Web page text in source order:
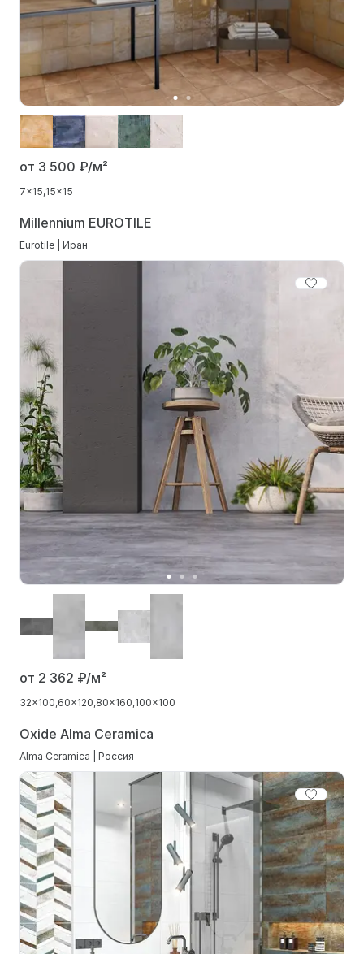
от 3 500 ₽/м²
7x15 15x15
Millennium EUROTILE
Eurotile | Иран
от 2 362 ₽/м²
32x100 60x120 80x160 100x100
Oxide Alma Ceramica
Alma Ceramica | Россия